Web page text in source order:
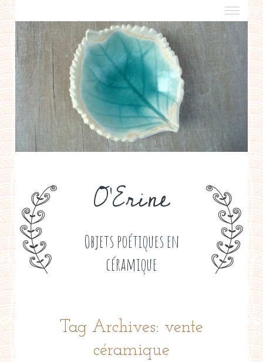
O'Erine
Objets poétiques en
céramique
a propos
boutiques de créateurs
contact
politique de confidentialité
Tag Archives: vente
céramique